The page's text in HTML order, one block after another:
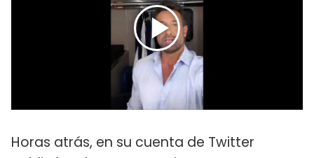
Horas atrás, en su cuenta de Twitter